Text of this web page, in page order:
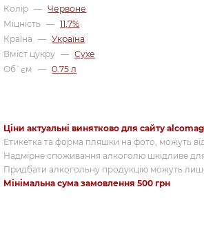
Колір — Червоне
Міцність — 11,7%
Країна
— Україна
Вміст цукру — Сухе
Об`єм
— 0.75 л
Ціни актуальні винятково для сайту
Етикетка та форма пляшки на фото, можуть
Надмірне споживання алкоголю шкідливе
Придбати алкогольну продукцію можуть
Мінімальна сума замовлення 500 грн